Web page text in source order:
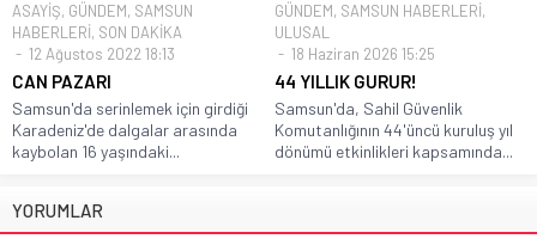
ASAYİŞ, GÜNDEM, SAMSUN
HABERLERİ, SON DAKİKA
12 Ağustos 2022 18:13
CAN PAZARI
Samsun'da serinlemek için girdiği
Karadeniz'de dalgalar arasında
kaybolan 16 yaşındaki...
GÜNDEM, SAMSUN HABERLERİ,
ULUSAL
18 Haziran 2026 15:25
44 YILLIK GURUR!
Samsun'da, Sahil Güvenlik
Komutanlığının 44'üncü kuruluş yıl
dönümü etkinlikleri kapsamında...
YORUMLAR